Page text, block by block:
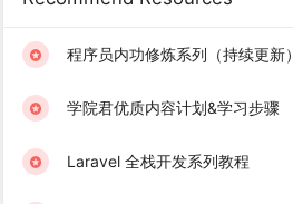
程序员内功修炼系列（持续更新）
学院君优质内容计划&学习步骤
Laravel 全栈开发系列教程